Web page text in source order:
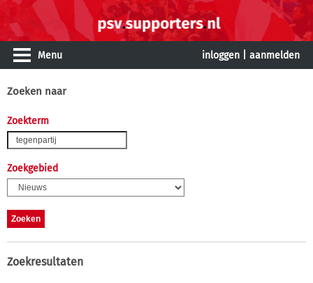
Menu inloggen aanmelden
Zoeken naar
Zoekterm
Zoekgebied
Zoekresultaten